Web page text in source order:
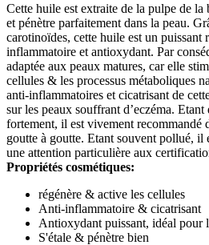
Cette huile est extraite de la pulpe de la
et pénètre parfaitement dans la peau.
carotinoïdes, cette huile est un puissant
inflammatoire et antioxydant. Par
adaptée aux peaux matures, car elle
cellules & les processus métaboliques
anti-inflammatoires et cicatrisant de
sur les peaux souffrant d’eczéma. Etant
fortement, il est vivement recommandé
goutte à goutte. Etant souvent pollué, il
une attention particulière aux
Propriétés cosmétiques:
régénère & active les cellules
Anti-inflammatoire & cicatrisant
Antioxydant puissant, idéal pour
S'étale & pénètre bien